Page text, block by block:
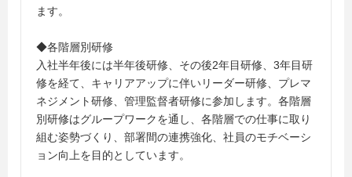
ます。
◆各階層別研修
入社半年後には半年後研修、その後2年目研修、3年目研
修を経て、キャリアアップに伴いリーダー研修、プレマ
ネジメント研修、管理監督者研修に参加します。各階層
別研修はグループワークを通し、各階層での仕事に取り
組む姿勢づくり、部署間の連携強化、社員のモチベーシ
ョン向上を目的としています。